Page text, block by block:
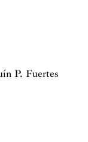
P. Fuertes